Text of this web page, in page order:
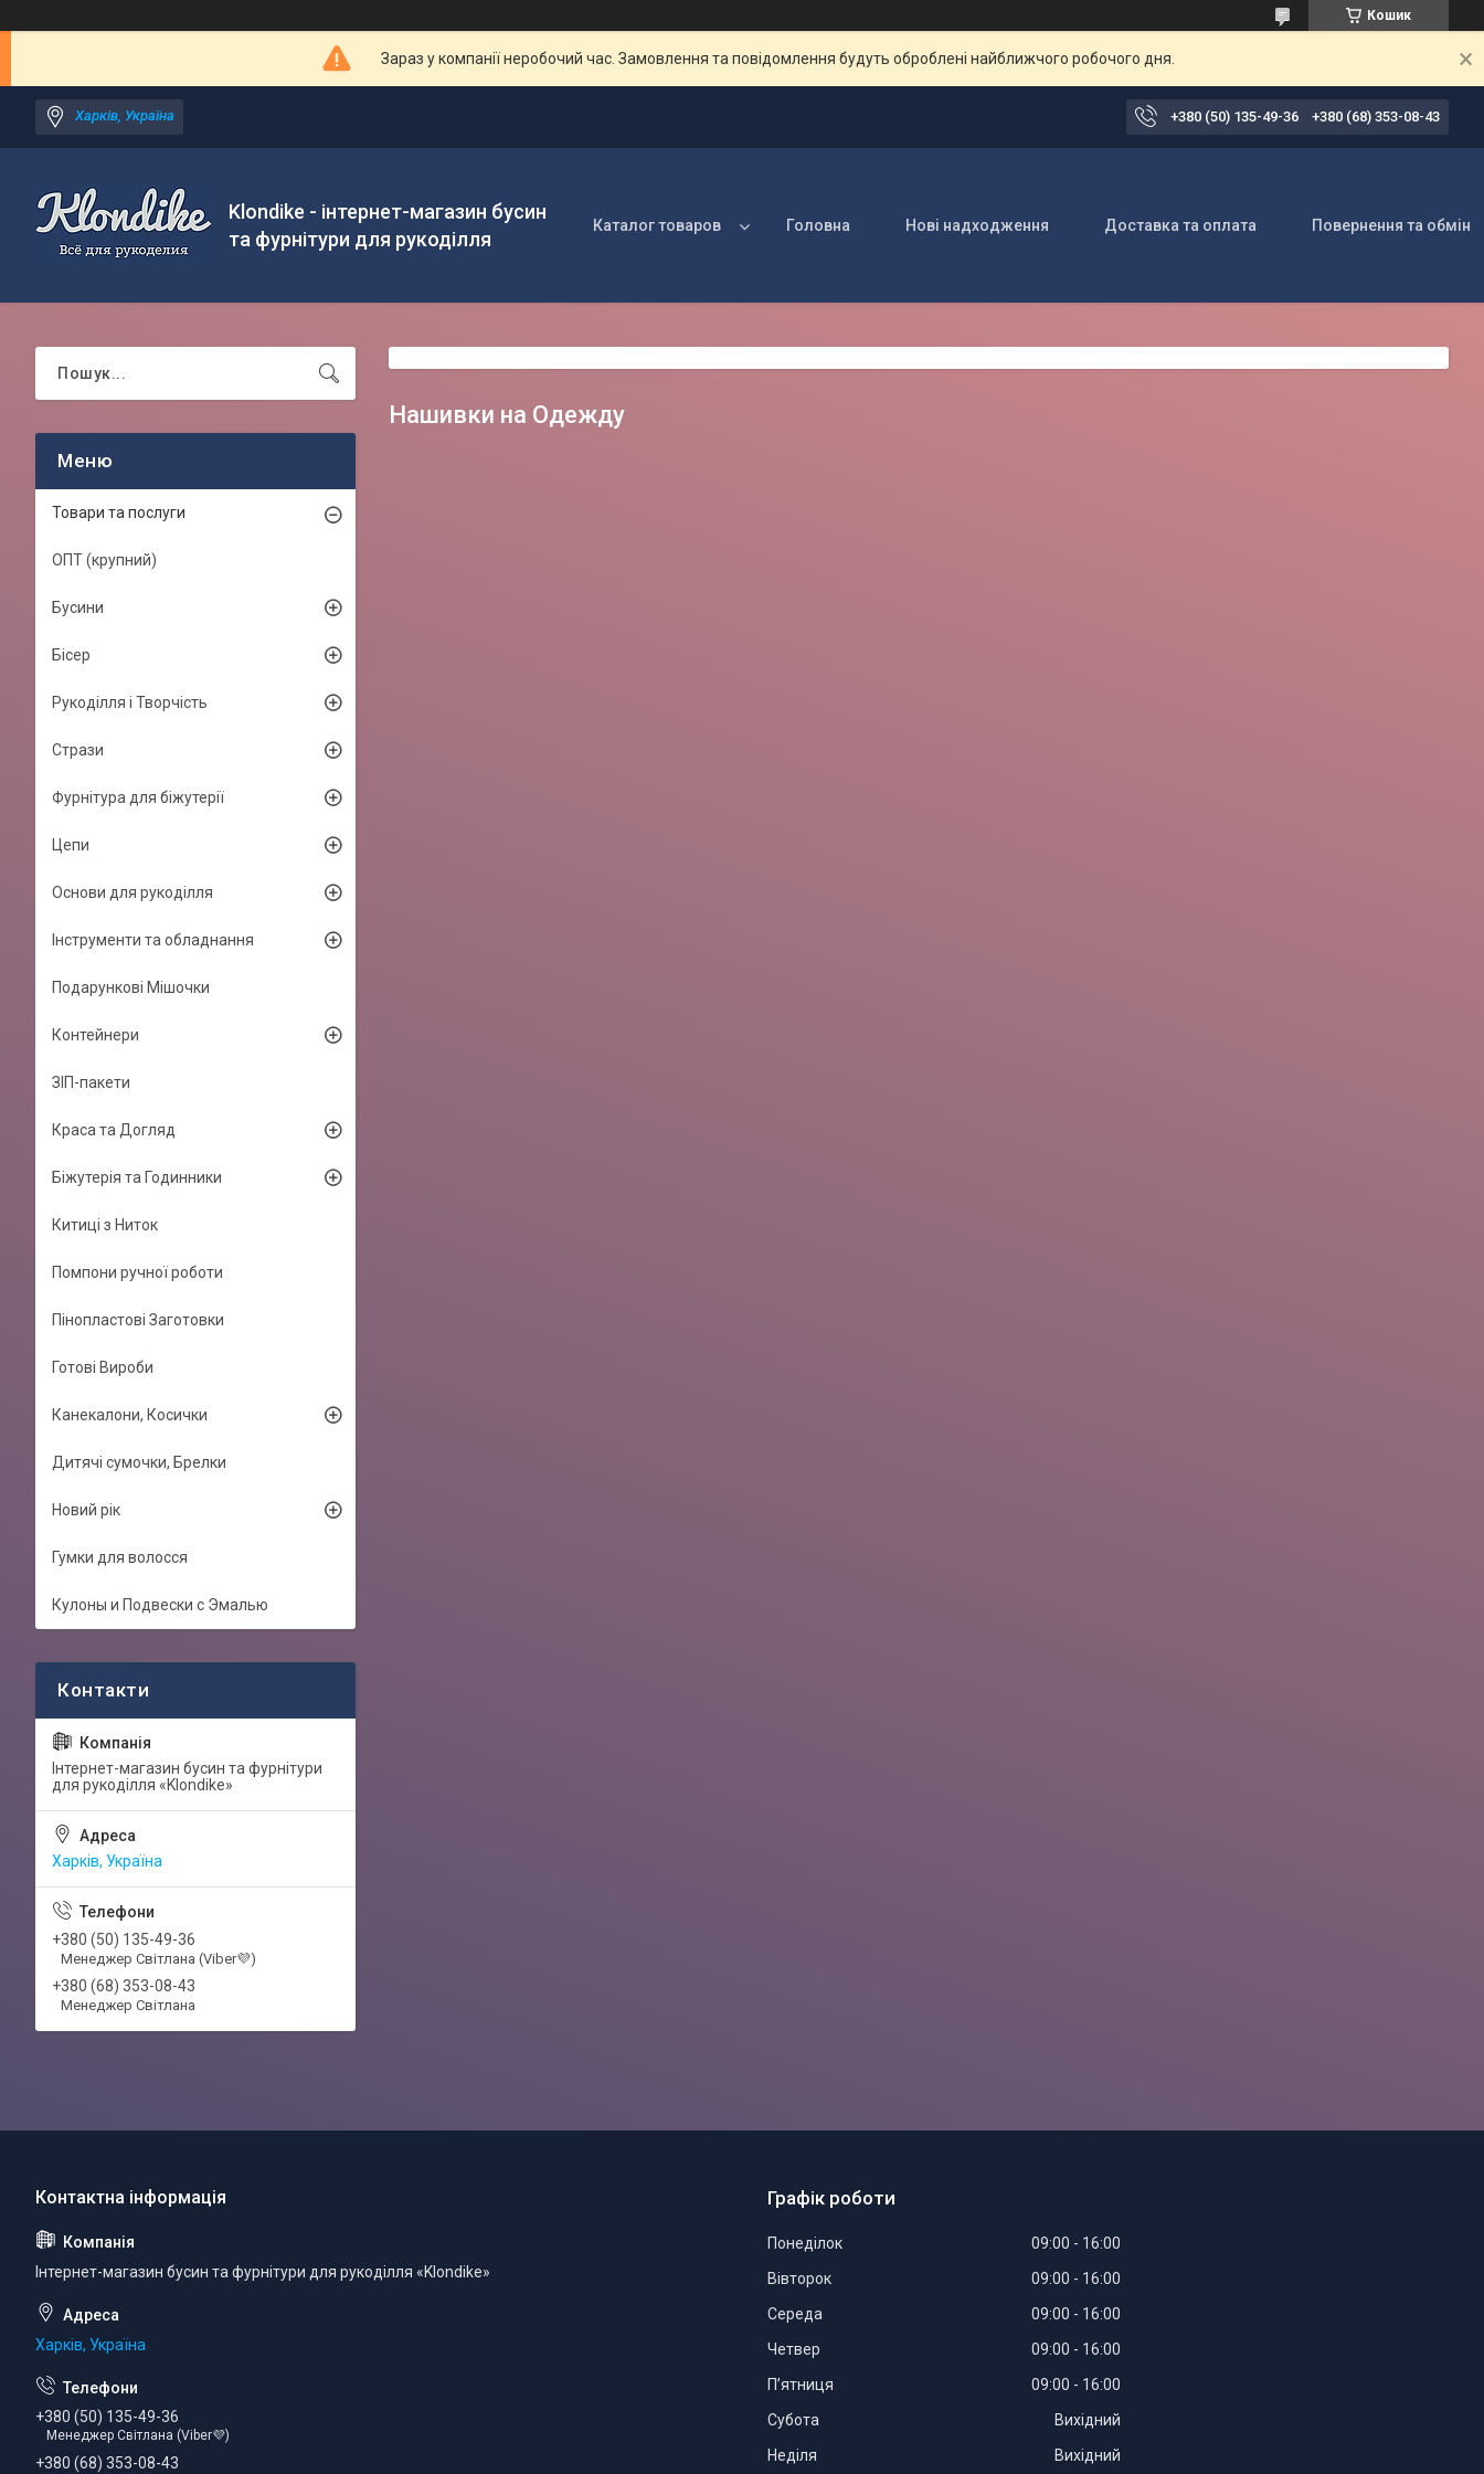
Кошик
Зараз у компанії неробочий час. Замовлення та повідомлення будуть оброблені найближчого робочого дня.
Харків, Україна +380 (50) 135-49-36 +380 (68) 353-08-43
Klondike - інтернет-магазин бусин
та фурнітури для рукоділля
Каталог товаров Головна Нові надходження Доставка та оплата Повернення та обмін
Нашивки на Одежду
Товари та послуги
ОПТ (крупний)
Бусини
Бісер
Рукоділля і Творчість
Стрази
Фурнітура для біжутерії
Цепи
Основи для рукоділля
Інструменти та обладнання
Подарункові Мішочки
Контейнери
ЗІП-пакети
Краса та Догляд
Біжутерія та Годинники
Китиці з Ниток
Помпони ручної роботи
Пінопластові Заготовки
Готові Вироби
Канекалони, Косички
Дитячі сумочки, Брелки
Новий рік
Гумки для волосся
Кулоны и Подвески с Эмалью
Інтернет-магазин бусин та фурнітури
для рукоділля «Klondike»
Харків, Україна
+380 (50) 135-49-36
Менеджер Світлана (Viber💜)
+380 (68) 353-08-43
Менеджер Світлана
Інтернет-магазин бусин та фурнітури для рукоділля «Klondike»
Харків, Україна
+380 (50) 135-49-36
Менеджер Світлана (Viber💜)
+380 (68) 353-08-43
Графік роботи
Понеділок 09:00
16:00
Вівторок
09:00
16:00
Середа
09:00
16:00
Четвер
09:00
16:00
Пʼятниця
09:00
16:00
Субота
Вихідний
Неділя
Вихідний